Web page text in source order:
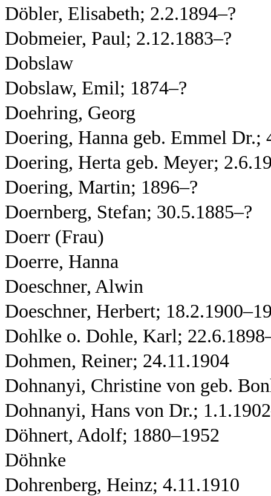
Döbler, Elisabeth; 2.2.1894–?
Dobmeier, Paul; 2.12.1883–?
Dobslaw
Dobslaw, Emil; 1874–?
Doehring, Georg
Doering, Hanna geb. Emmel Dr.;
Doering, Herta geb. Meyer;
Doering, Martin; 1896–?
Doernberg, Stefan; 30.5.1885–?
Doerr (Frau)
Doerre, Hanna
Doeschner, Alwin
Doeschner, Herbert;
Dohlke o. Dohle, Karl;
Dohmen, Reiner; 24.11.1904
Dohnanyi, Christine von geb.
Dohnanyi, Hans von Dr.;
Döhnert, Adolf; 1880–1952
Döhnke
Dohrenberg, Heinz; 4.11.1910